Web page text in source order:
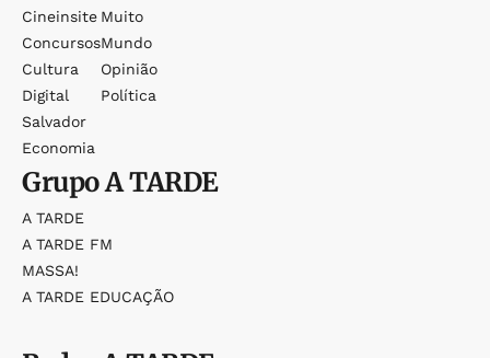
Cineinsite
Concursos
Cultura
Digital
Salvador
Economia
Muito
Mundo
Opinião
Política
GrupoA TARDE
A TARDE
A TARDE FM
MASSA!
A TARDE EDUCAÇÃO